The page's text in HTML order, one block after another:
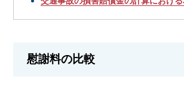
慰謝料の比較